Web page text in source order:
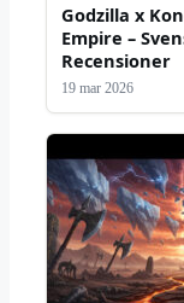
Godzilla x
Empire –
Recensioner
19 mar 2026